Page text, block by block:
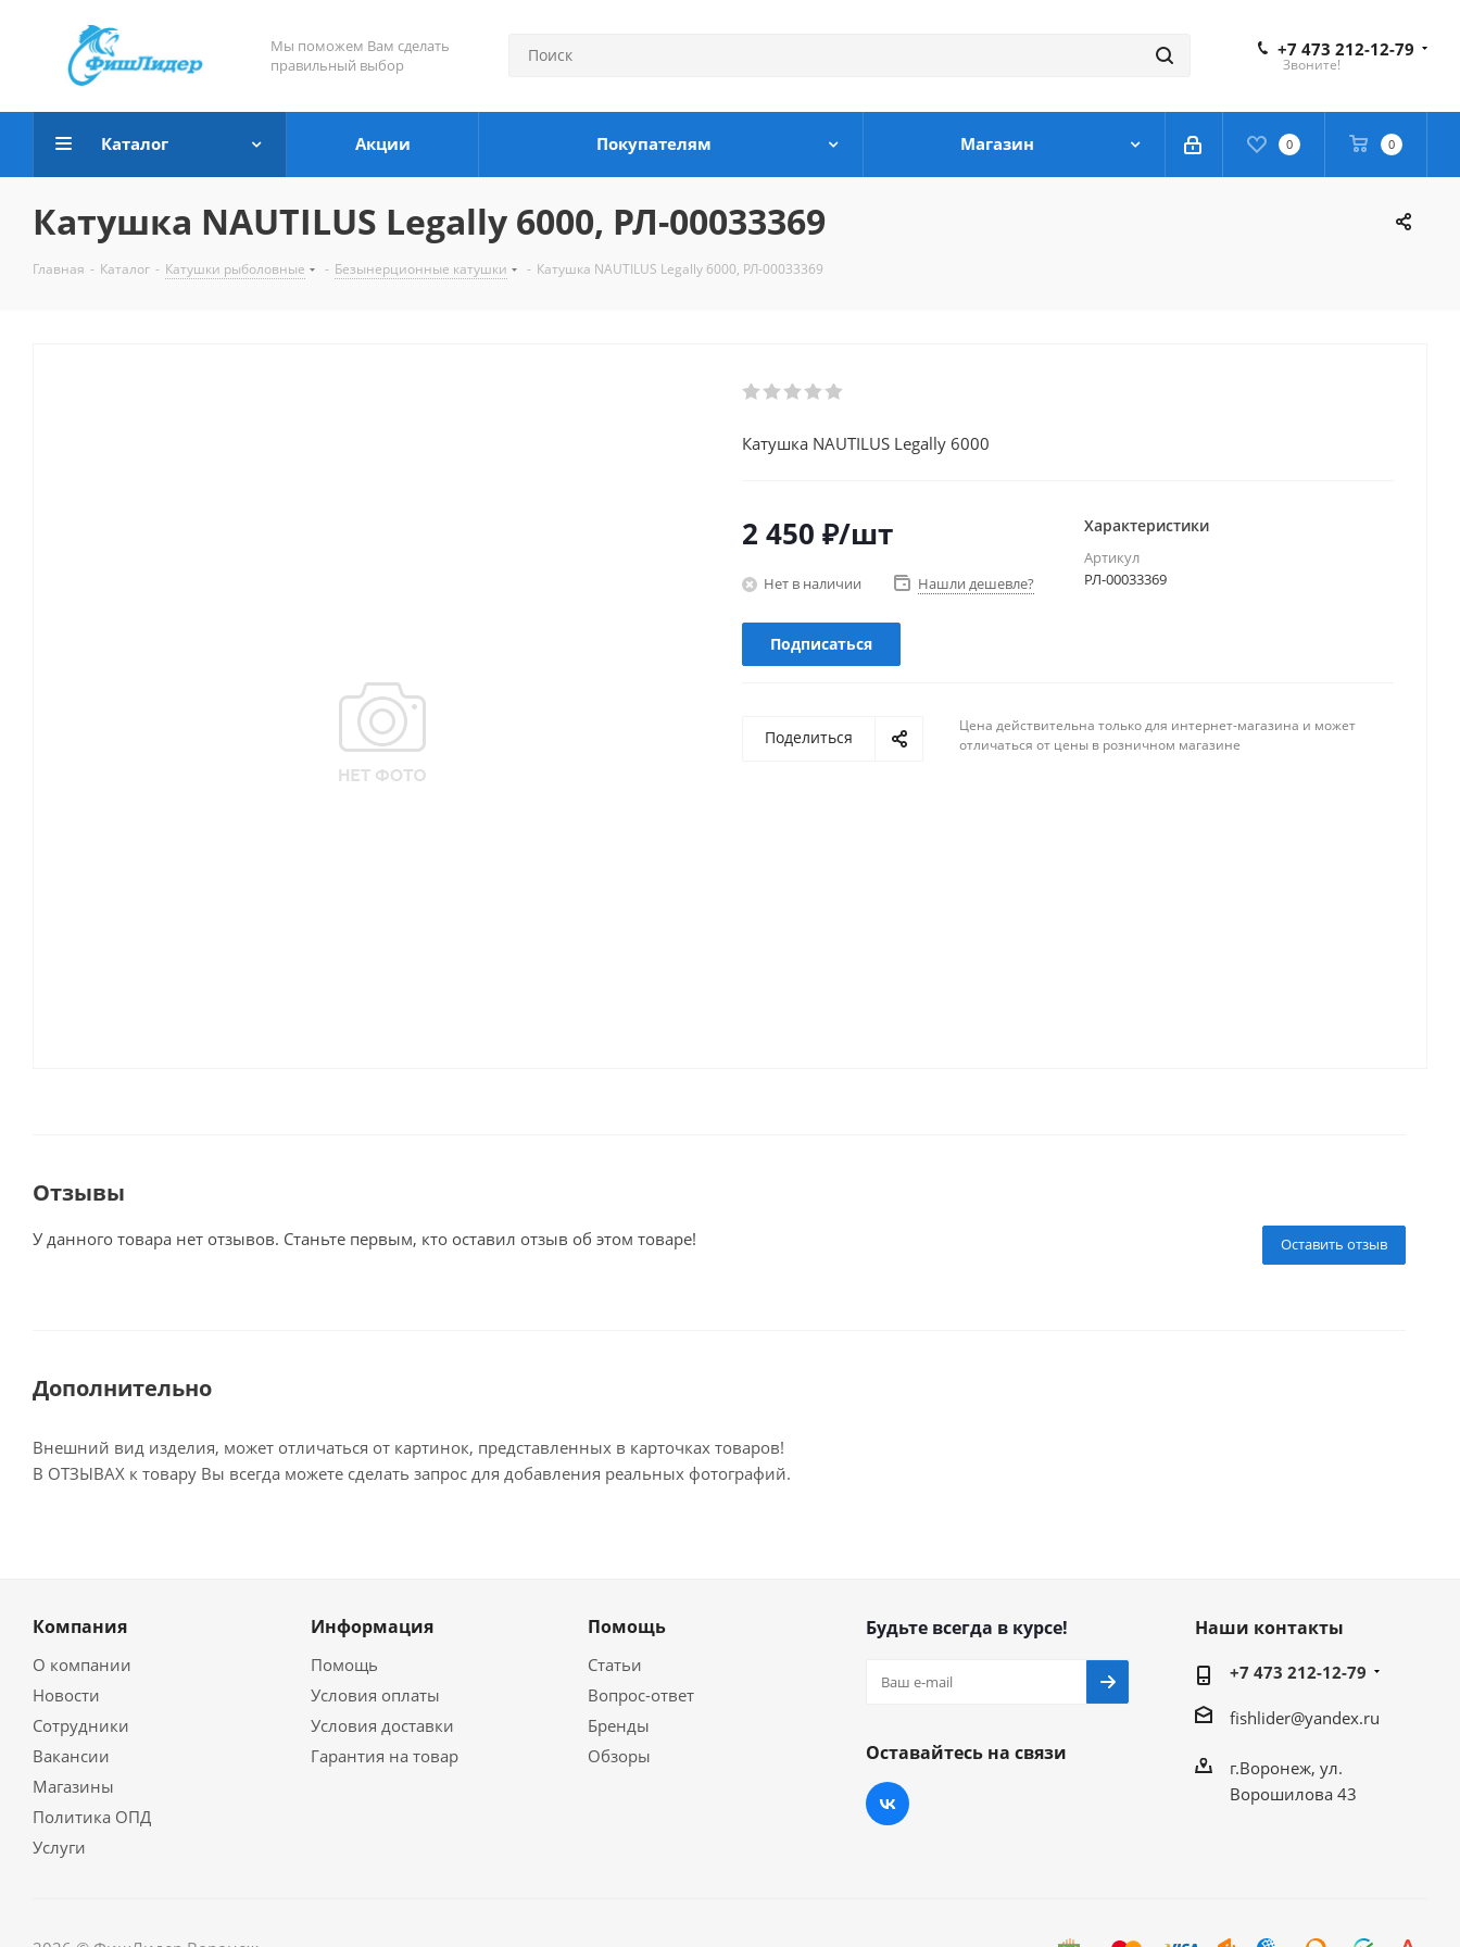
Мы поможем Вам сделать
правильный выбор
+7 473 212-12-79
Звоните!
0 0
Каталог Акции Покупателям Магазин
Катушка NAUTILUS Legally 6000, РЛ-00033369
Главная - Каталог - Катушки рыболовные - Безынерционные катушки - Катушка NAUTILUS Legally 6000, РЛ-00033369
Катушка NAUTILUS Legally 6000
2 450 ₽/шт
Нет в наличии Нашли дешевле?
Подписаться
Характеристики
Артикул
РЛ-00033369
Поделиться
Цена действительна только для интернет-магазина и может
отличаться от цены в розничном магазине
Отзывы
Оставить отзыв
У данного товара нет отзывов. Станьте первым, кто оставил отзыв об этом товаре!
Дополнительно
Внешний вид изделия, может отличаться от картинок, представленных в карточках товаров!
В ОТЗЫВАХ к товару Вы всегда можете сделать запрос для добавления реальных фотографий.
Компания
О компании
Новости
Сотрудники
Вакансии
Магазины
Политика ОПД
Услуги
Информация
Помощь
Условия оплаты
Условия доставки
Гарантия на товар
Помощь
Статьи
Вопрос-ответ
Бренды
Обзоры
Будьте всегда в курсе!
Оставайтесь на связи
Наши контакты
+7 473 212-12-79
fishlider@yandex.ru
г.Воронеж, ул.
Ворошилова 43